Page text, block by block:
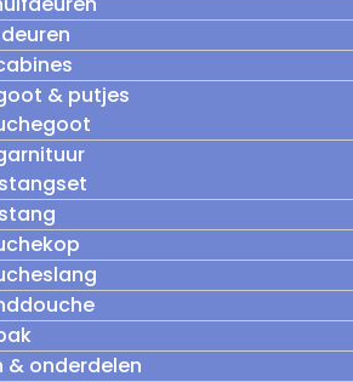
& putjes
& onderdelen